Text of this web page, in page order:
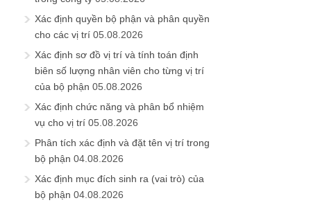
Xác định quyền bộ phận và phân quyền
cho các vị trí 05.08.2026
Xác định sơ đồ vị trí và tính toán định
biên số lượng nhân viên cho từng vị trí
của bộ phận 05.08.2026
Xác định chức năng và phân bổ nhiệm
vụ cho vị trí 05.08.2026
Phân tích xác định và đặt tên vị trí trong
bộ phận 04.08.2026
Xác định mục đích sinh ra (vai trò) của
bộ phận 04.08.2026